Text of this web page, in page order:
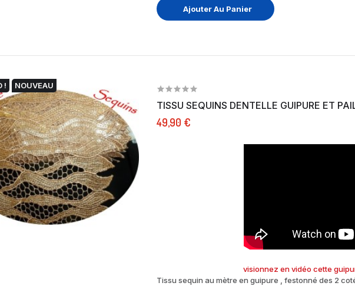
Ajouter Au Panier
! NOUVEAU
TISSU SEQUINS DENTELLE GUIPURE ET
49,90 €
visionnez en vidéo cette
Tissu sequin au mètre en guipure , festonné des 2